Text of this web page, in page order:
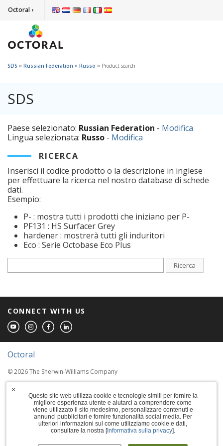
Octoral ›
SDS » Russian Federation » Russo » Product search
SDS
Paese selezionato: Russian Federation - Modifica
Lingua selezionata: Russo - Modifica
RICERCA
Inserisci il codice prodotto o la descrizione in inglese
per effettuare la ricerca nel nostro database di schede
dati.
Esempio:
P- : mostra tutti i prodotti che iniziano per P-
PF131 : HS Surfacer Grey
hardener : mostrerà tutti gli induritori
Eco : Serie Octobase Eco Plus
Ricerca
CONNECT WITH US
Octoral
© 2026 The Sherwin-Williams Company
Computer screens and printers vary in how
colors are displayed, so the colors you see
may not match the coating's actual color.
Terms of Use
Questo sito web utilizza cookie e tecnologie simili per fornire la
migliore esperienza utente e aiutarci a comprendere come
viene utilizzato il sito medesimo, personalizzare contenuti e
annunci pubblicitari e fornire funzionalità social media. Per
ulteriori informazioni sul come utilizziamo cookie e dati,
consultare la nostra [Informativa sulla privacy].
×